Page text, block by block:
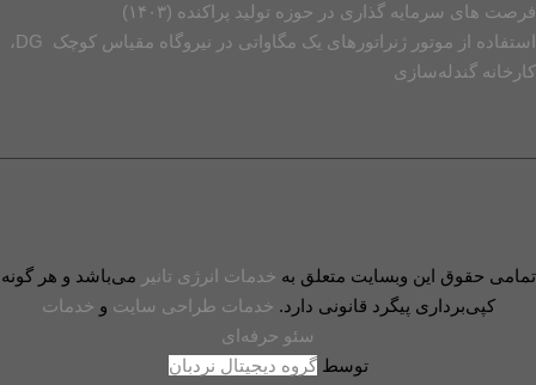
فرصت های سرمایه گذاری در حوزه تولید پراکنده (۱۴۰۳)
استفاده از موتور ژنراتورهای یک مگاواتی در نیروگاه مقیاس کوچک DG،
کارخانه گندله‌سازی
تمامی حقوق این وبسایت متعلق به خدمات انرژی تانیر می‌باشد و هر گونه
کپی‌برداری پیگرد قانونی دارد. خدمات طراحی سایت و خدمات
سئو حرفه‌ای
توسطگروه دیجیتال نردبان